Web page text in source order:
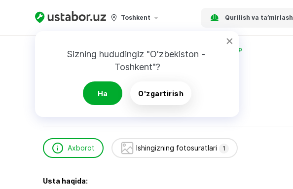
Toshkent Qurilish va ta’mirlash
Sizning hududingiz "O'zbekiston -
Toshkent"?
Ha O'zgartirish
Bosh sahifa Qurilish va ta’mirlash Халбаев Темур
Axborot Ishingizning fotosuratlari 1
Usta haqida: